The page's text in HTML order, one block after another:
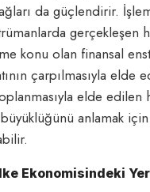
da güçlendirir.
gerçekleşen
konu olan finansal
çarpılmasıyla elde
elde edilen
anlamak
Ekonomisindeki